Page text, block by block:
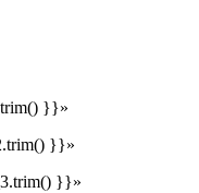
}}»
}}»
}}»